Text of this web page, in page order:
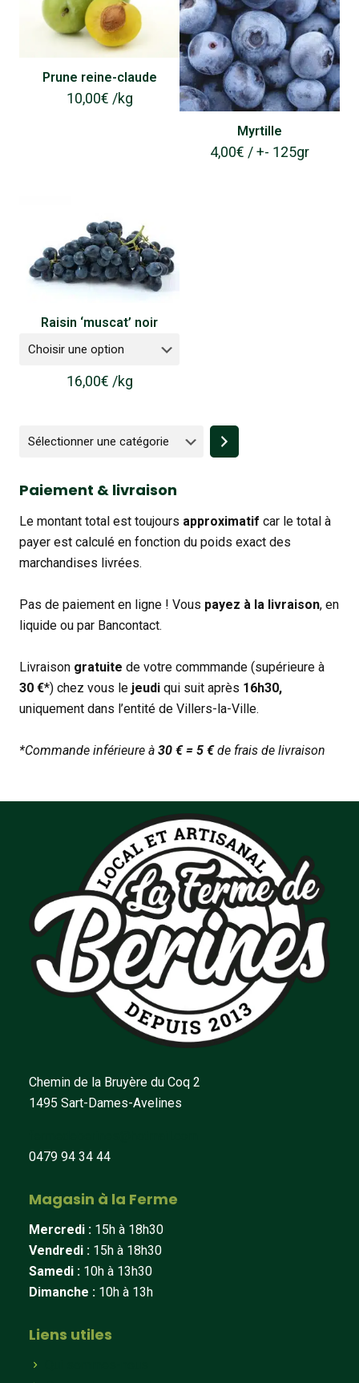
Prune reine-claude
10,00€ /kg
Myrtille
4,00€ / +- 125gr
Raisin ‘muscat’ noir
16,00€ /kg
Sélectionner
une
Paiement & livraison
Le montant total est toujours approximatif car le total à
payer est calculé en fonction du poids exact des
marchandises livrées.
Pas de paiement en ligne ! Vous payez à la livraison, en
liquide ou par Bancontact.
Livraison gratuite de votre commmande (supérieure à
30 €*) chez vous le jeudi qui suit après 16h30,
uniquement dans l’entité de Villers-la-Ville.
*Commande inférieure à 30 € = 5 €de frais de livraison
Chemin de la Bruyère du Coq 2
1495 Sart-Dames-Avelines
0479 94 34 44
Magasin à la Ferme
Mercredi : 15h à 18h30
Vendredi : 15h à 18h30
Samedi : 10h à 13h30
Dimanche : 10h à 13h
Liens utiles